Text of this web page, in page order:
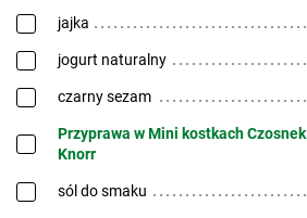
jajka
jogurt naturalny
czarny sezam
Przyprawa w Mini kostkach Czosnek
Knorr
sól do smaku